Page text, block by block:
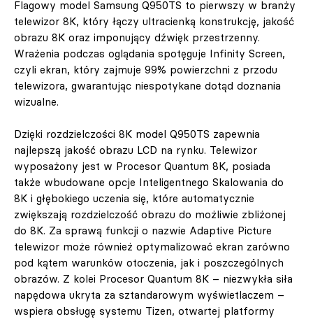
Flagowy model Samsung Q950TS to pierwszy w branży
telewizor 8K, który łączy ultracienką konstrukcję, jakość
obrazu 8K oraz imponujący dźwięk przestrzenny.
Wrażenia podczas oglądania spotęguje Infinity Screen,
czyli ekran, który zajmuje 99% powierzchni z przodu
telewizora, gwarantując niespotykane dotąd doznania
wizualne.
Dzięki rozdzielczości 8K model Q950TS zapewnia
najlepszą jakość obrazu LCD na rynku. Telewizor
wyposażony jest w Procesor Quantum 8K, posiada
także wbudowane opcje Inteligentnego Skalowania do
8K i głębokiego uczenia się, które automatycznie
zwiększają rozdzielczość obrazu do możliwie zbliżonej
do 8K. Za sprawą funkcji o nazwie Adaptive Picture
telewizor może również optymalizować ekran zarówno
pod kątem warunków otoczenia, jak i poszczególnych
obrazów. Z kolei Procesor Quantum 8K – niezwykła siła
napędowa ukryta za sztandarowym wyświetlaczem –
wspiera obsługę systemu Tizen, otwartej platformy